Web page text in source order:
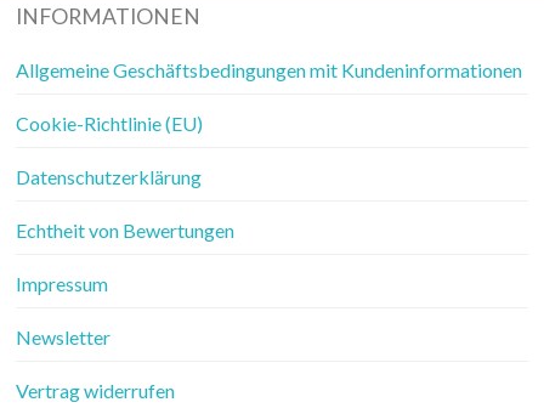
INFORMATIONEN
Allgemeine Geschäftsbedingungen mit Kundeninformationen
Cookie-Richtlinie (EU)
Datenschutzerklärung
Echtheit von Bewertungen
Impressum
Newsletter
Vertrag widerrufen